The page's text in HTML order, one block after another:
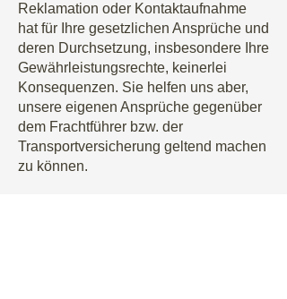
Reklamation oder Kontaktaufnahme
hat für Ihre gesetzlichen Ansprüche und
deren Durchsetzung, insbesondere Ihre
Gewährleistungsrechte, keinerlei
Konsequenzen. Sie helfen uns aber,
unsere eigenen Ansprüche gegenüber
dem Frachtführer bzw. der
Transportversicherung geltend machen
zu können.